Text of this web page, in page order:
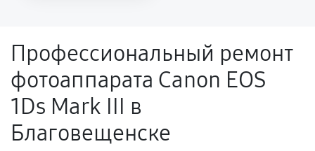
Поломка установленной детали при
нормальной эксплуатации в течение
гарантийного срока.
Несоответствие комплектующей заявленным
техническим характеристикам.
Профессиональный ремонт
фотоаппарата Canon EOS
1Ds Mark III в
Благовещенске